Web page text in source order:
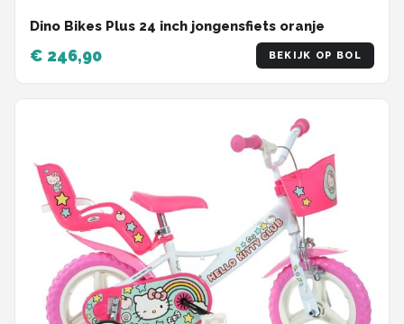
Dino Bikes Plus 24 inch jongensfiets oranje
€ 246,90 BEKIJK OP BOL